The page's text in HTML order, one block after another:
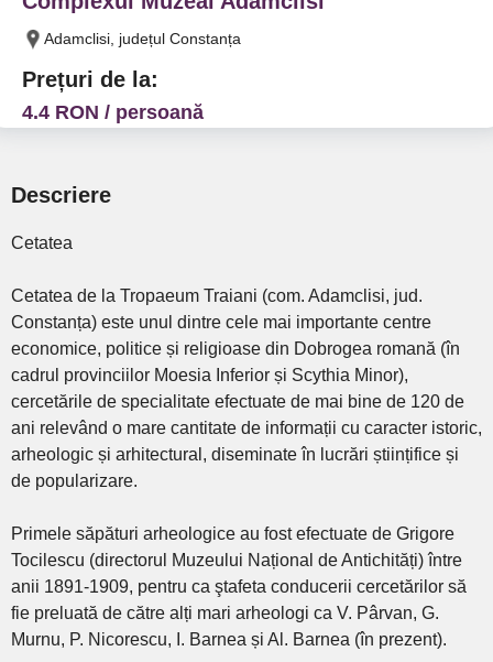
Adamclisi, județul Constanța
Prețuri de la:
4.4 RON / persoană
Descriere
Cetatea
Cetatea de la Tropaeum Traiani (com. Adamclisi, jud.
Constanța) este unul dintre cele mai importante centre
economice, politice și religioase din Dobrogea romană (în
cadrul provinciilor Moesia Inferior și Scythia Minor),
cercetările de specialitate efectuate de mai bine de 120 de
ani relevând o mare cantitate de informații cu caracter istoric,
arheologic și arhitectural, diseminate în lucrări științifice și
de popularizare.
Primele săpături arheologice au fost efectuate de Grigore
Tocilescu (directorul Muzeului Național de Antichități) între
anii 1891-1909, pentru ca ştafeta conducerii cercetărilor să
fie preluată de către alți mari arheologi ca V. Pârvan, G.
Murnu, P. Nicorescu, I. Barnea și Al. Barnea (în prezent).